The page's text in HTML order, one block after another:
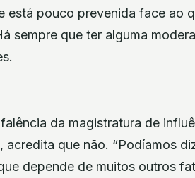
está pouco prevenida face ao
sempre que ter alguma
da magistratura de
que não. “Podíamos
depende de muitos outros